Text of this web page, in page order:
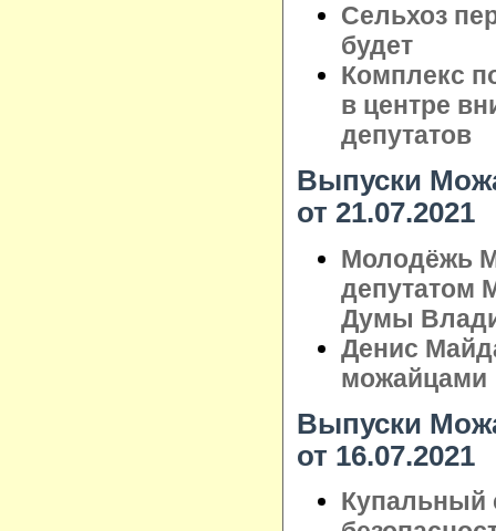
Сельхоз
будет
Комплекс
в центре
депутатов
Выпуски
от 21.07.2021
Молодёжь
депутатом
Думы
Денис
можайцами
Выпуски
от 16.07.2021
Купальный